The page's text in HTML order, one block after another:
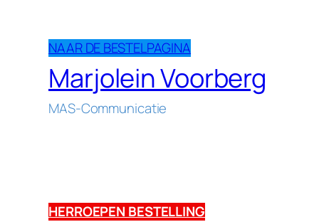
NAAR DE BESTELPAGINA
Marjolein Voorberg
MAS-Communicatie
HERROEPEN BESTELLING